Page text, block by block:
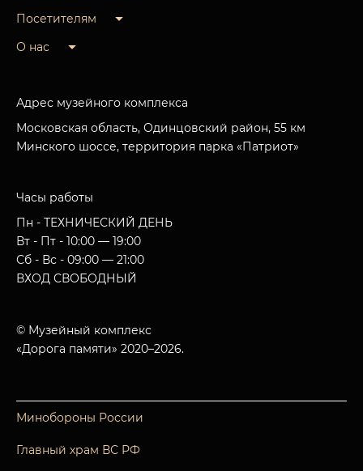
Посетителям
О нас
Адрес музейного комплекса
Московская область, Одинцовский район, 55 км
Минского шоссе, территория парка «Патриот»
Часы работы
Пн - ТЕХНИЧЕСКИЙ ДЕНЬ
Вт - Пт - 10:00 — 19:00
Сб - Вс - 09:00 — 21:00
ВХОД СВОБОДНЫЙ
© Музейный комплекс
«Дорога памяти» 2020–2026.
Минобороны России
Главный храм ВС РФ